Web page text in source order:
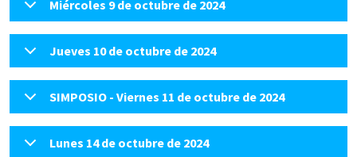
Miércoles 9 de octubre de 2024
Jueves 10 de octubre de 2024
SIMPOSIO - Viernes 11 de octubre de 2024
Lunes 14 de octubre de 2024